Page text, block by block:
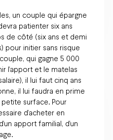
un couple qui épargne
patienter six ans
de côté (six ans et demi
pour initier sans risque
qui gagne 5 000
l’apport et le matelas
il lui faut cinq ans
il lui faudra en prime
surface. Pour
d’acheter en
apport familial, d’un